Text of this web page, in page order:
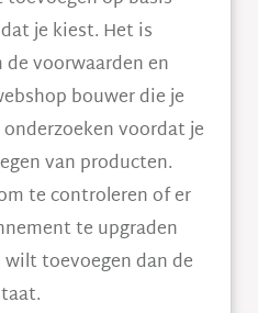
je kiest. Het is
voorwaarden en
bouwer die je
voordat je
van producten.
te controleren of er
te upgraden
toevoegen dan de